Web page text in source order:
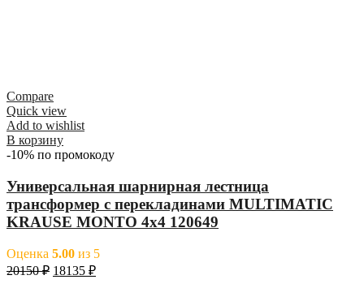
Compare
Quick view
Add to wishlist
В корзину
-10% по промокоду
Универсальная шарнирная лестница
трансформер с перекладинами MULTIMATIC
KRAUSE MONTO 4х4 120649
Оценка 5.00 из 5
20150₽ 18135 ₽